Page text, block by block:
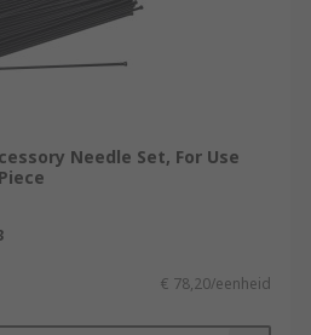
Needle Set, For Use
€ 78,20/eenheid